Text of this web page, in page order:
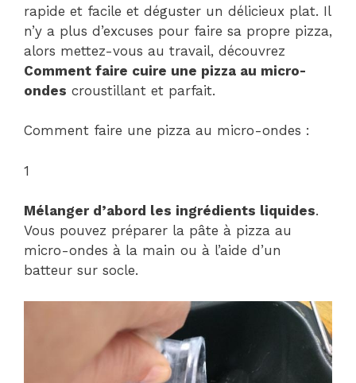
rapide et facile et déguster un délicieux plat. Il
n’y a plus d’excuses pour faire sa propre pizza,
alors mettez-vous au travail, découvrez
Comment faire cuire une pizza au micro-
ondes croustillant et parfait.
Comment faire une pizza au micro-ondes :
1
Mélanger d’abord les ingrédients liquides.
Vous pouvez préparer la pâte à pizza au
micro-ondes à la main ou à l’aide d’un
batteur sur socle.